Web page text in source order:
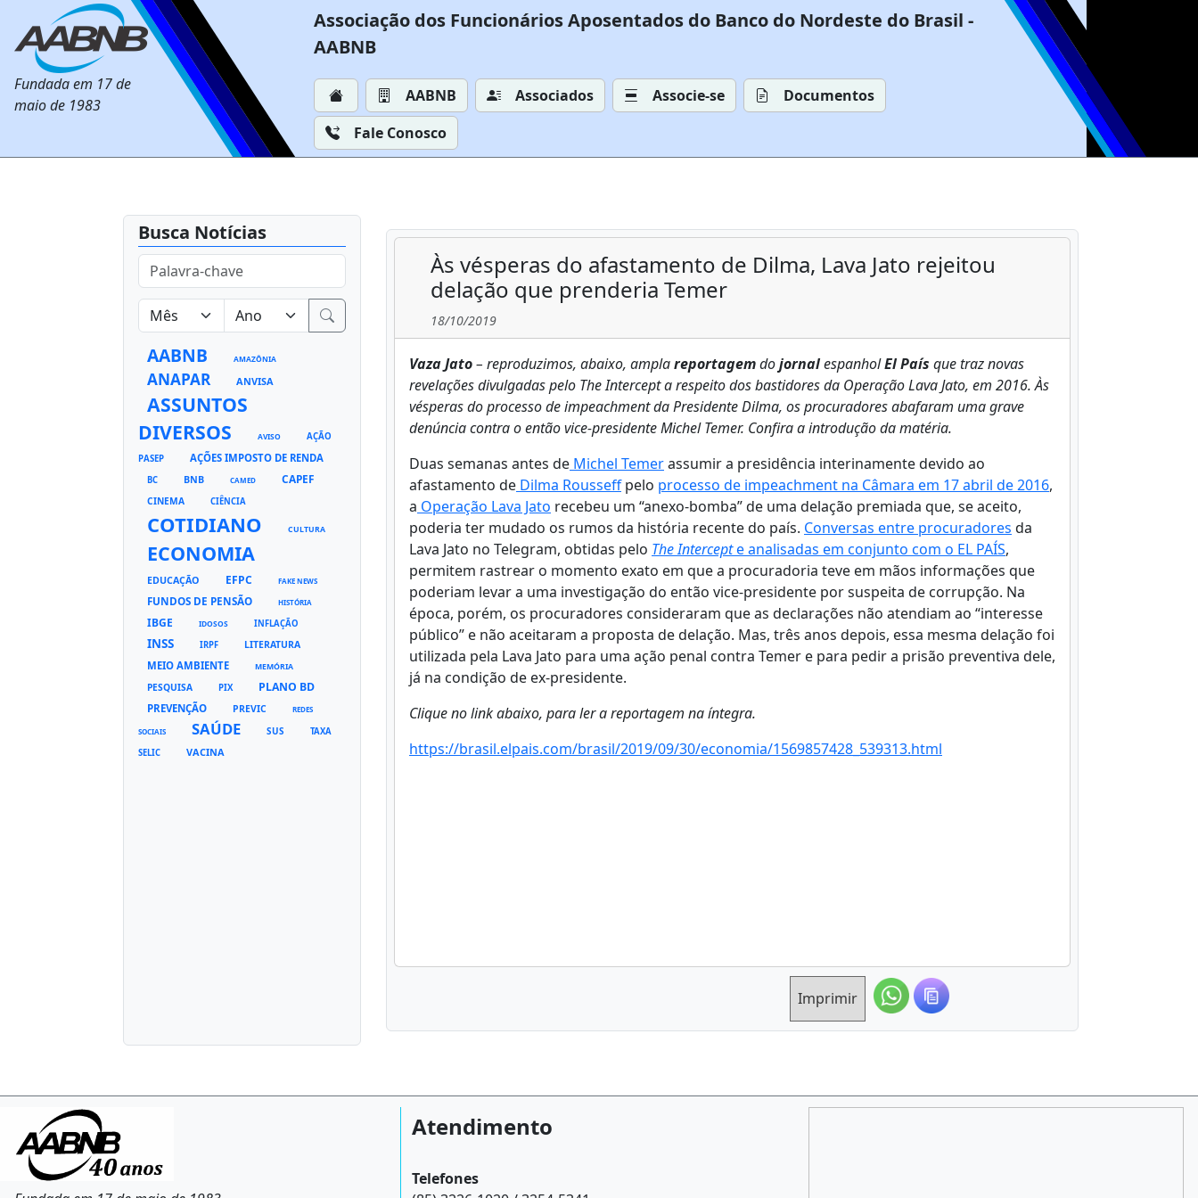
Fundada em 17 de
maio de 1983
Associação dos Funcionários Aposentados do Banco do Nordeste do Brasil -
AABNB
AABNB Associados Associe-se
Documentos
Fale Conosco
Busca Notícias
AABNB AMAZÔNIA
ANAPAR ANVISA
ASSUNTOS
DIVERSOS
AVISO
AÇÃO
PASEP
AÇÕES IMPOSTO DE RENDA
BC BNB CAMED CAPEF
CINEMA CIÊNCIA
COTIDIANO CULTURA
ECONOMIA
EDUCAÇÃO EFPC FAKE NEWS
FUNDOS DE PENSÃO HISTÓRIA
IBGE IDOSOS INFLAÇÃO
INSS IRPF LITERATURA
MEIO AMBIENTE MEMÓRIA
PESQUISA PIX PLANO BD
PREVENÇÃO PREVIC REDES
SOCIAIS SAÚDE SUS
TAXA
SELIC
VACINA
Às vésperas do afastamento de Dilma, Lava Jato rejeitou
delação que prenderia Temer
18/10/2019
Vaza Jato– reproduzimos, abaixo, amplareportagemdojornalespanholEl País que traz novas
revelações divulgadaspelo The Intercept a respeito dos bastidores da Operação Lava Jato, em 2016. Às
vésperas do processo de impeachment da Presidente Dilma, os procuradores abafaram uma grave
denúncia contra o então vice-presidente Michel Temer. Confira a introdução da matéria.
Duas semanas antes de Michel Temerassumir a presidência interinamente devido ao
afastamento de Dilma Rousseffpelo processo de impeachment na Câmara em 17 abril de 2016,
a Operação Lava Jato recebeu um “anexo-bomba” de uma delação premiada que, se aceito,
poderia ter mudado os rumos da história recente do país. Conversas entre procuradores da
Lava Jato no Telegram, obtidas pelo The Intercepte analisadas em conjunto com o EL PAÍS,
permitem rastrear o momento exato em que a procuradoria teve em mãos informações que
poderiam levar a uma investigação do então vice-presidente por suspeita de corrupção. Na
época, porém, os procuradores consideraram que as declarações não atendiam ao “interesse
público” e não aceitaram a proposta de delação. Mas, três anos depois, essa mesma delação foi
utilizada pela Lava Jato para uma ação penal contra Temer e para pedir a prisão preventiva dele,
já na condição de ex-presidente.
Clique no link abaixo, para ler a reportagem na íntegra.
https://brasil.elpais.com/brasil/2019/09/30/economia/1569857428_539313.html
Imprimir
Atendimento
Telefones